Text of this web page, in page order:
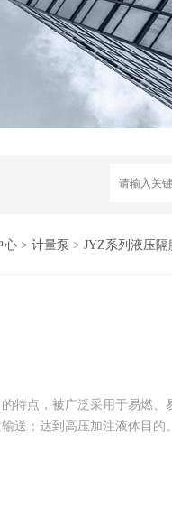
心> 计量泵 > JYZ系列液压隔
特点，被广泛采用于易燃、
送；达到高压加注液体目的。